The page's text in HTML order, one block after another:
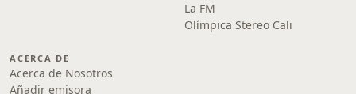
La FM
Olímpica Stereo Cali
ACERCA DE
Acerca de Nosotros
Añadir emisora